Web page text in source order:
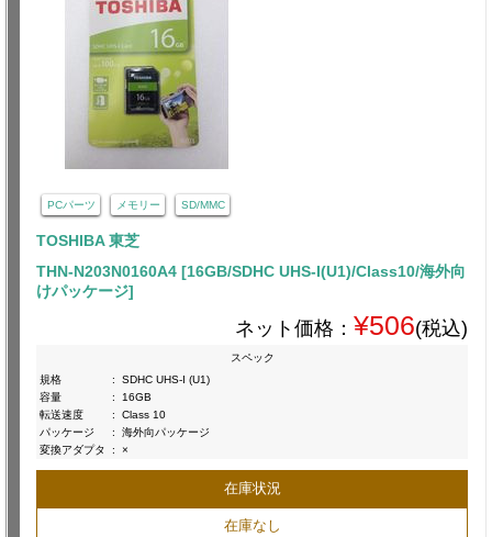
PCパーツ メモリー SD/MMC
TOSHIBA 東芝
THN-N203N0160A4 [16GB/SDHC UHS-I(U1)/Class10/海外向
けパッケージ]
ネット価格： ¥506(税込)
スペック
規格
:
SDHC UHS-I (U1)
容量
:
16GB
転送速度
:
Class 10
パッケージ
:
海外向パッケージ
変換アダプタ
: ×
在庫状況
在庫なし